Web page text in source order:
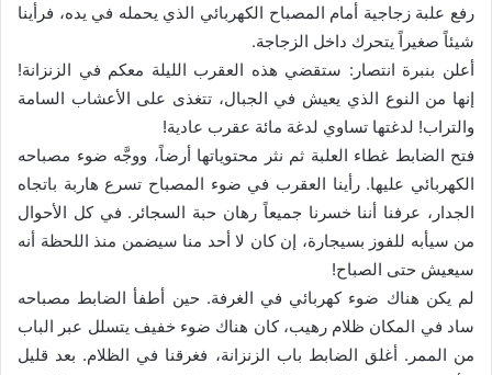
رفع علبة زجاجية أمام المصباح الكهربائي الذي يحمله في يده، فرأينا
شيئاً صغيراً يتحرك داخل الزجاجة.
أعلن بنبرة انتصار: ستقضي هذه العقرب الليلة معكم في الزنزانة!
إنها من النوع الذي يعيش في الجبال، تتغذى على الأعشاب السامة
والتراب! لدغتها تساوي لدغة مائة عقرب عادية!
فتح الضابط غطاء العلبة ثم نثر محتوياتها أرضاً، ووجَّه ضوء مصباحه
الكهربائي عليها. رأينا العقرب في ضوء المصباح تسرع هاربة باتجاه
الجدار، عرفنا أننا خسرنا جميعاً رهان حبة السجائر. في كل الأحوال
من سيأبه للفوز بسيجارة، إن كان لا أحد منا سيضمن منذ اللحظة أنه
سيعيش حتى الصباح!
لم يكن هناك ضوء كهربائي في الغرفة. حين أطفأ الضابط مصباحه
ساد في المكان ظلام رهيب، كان هناك ضوء خفيف يتسلل عبر الباب
من الممر. أغلق الضابط باب الزنزانة، فغرقنا في الظلام. بعد قليل